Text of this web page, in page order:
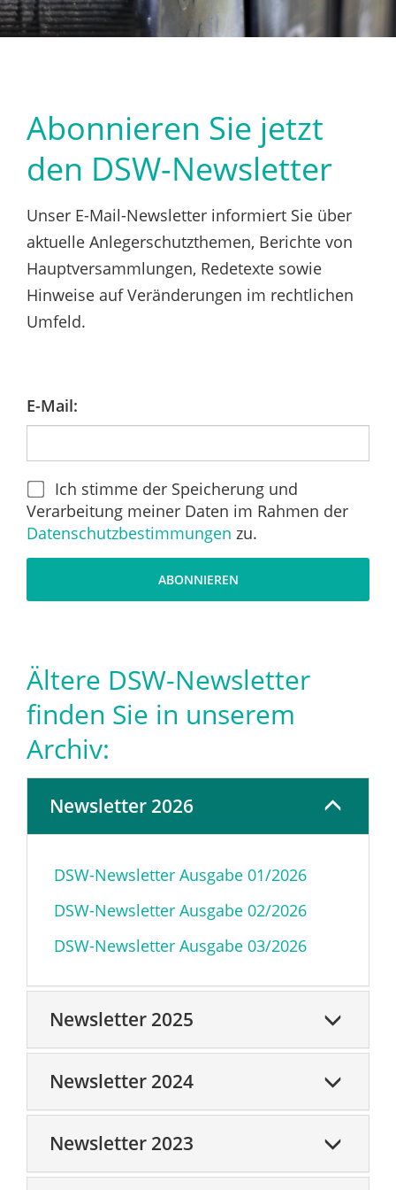
Abonnieren Sie jetzt
den DSW-Newsletter
Unser E-Mail-Newsletter informiert Sie über
aktuelle Anlegerschutzthemen, Berichte von
Hauptversammlungen, Redetexte sowie
Hinweise auf Veränderungen im rechtlichen
Umfeld.
E-Mail:
Ich stimme der Speicherung und
Verarbeitung meiner Daten im Rahmen der
Datenschutzbestimmungen zu.
Ältere DSW-Newsletter
finden Sie in unserem
Archiv:
Newsletter 2026
DSW-Newsletter Ausgabe 01/2026
DSW-Newsletter Ausgabe 02/2026
DSW-Newsletter Ausgabe 03/2026
Newsletter 2025
Newsletter 2024
Newsletter 2023